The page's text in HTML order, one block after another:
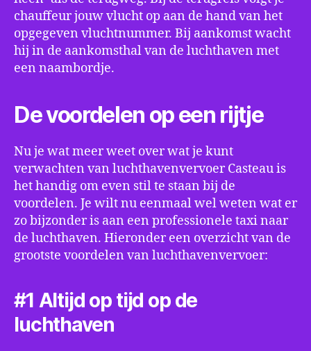
chauffeur jouw vlucht op aan de hand van het
opgegeven vluchtnummer. Bij aankomst wacht
hij in de aankomsthal van de luchthaven met
een naambordje.
De voordelen op een rijtje
Nu je wat meer weet over wat je kunt
verwachten van luchthavenvervoer Casteau is
het handig om even stil te staan bij de
voordelen. Je wilt nu eenmaal wel weten wat er
zo bijzonder is aan een professionele taxi naar
de luchthaven. Hieronder een overzicht van de
grootste voordelen van luchthavenvervoer:
#1 Altijd op tijd op de
luchthaven